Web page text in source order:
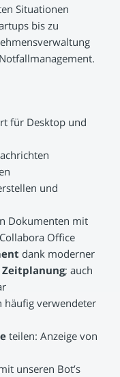
Situationen
bis zu
für Desktop und
und
Dokumenten mit
Office
dank moderner
Zeitplanung; auch
häufig verwendeter
teilen: Anzeige von
unseren Bot’s